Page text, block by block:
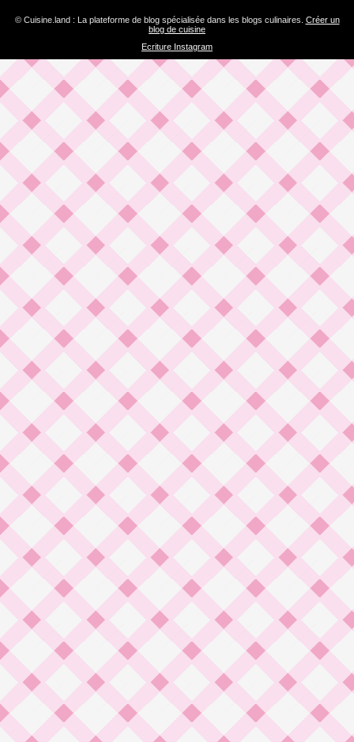
© Cuisine.land : La plateforme de blog spécialisée dans les blogs culinaires. Créer un
blog de cuisine
Ecriture Instagram